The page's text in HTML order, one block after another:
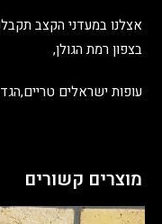
אצלנו במעדני הקצב
בצפון רמת הגולן,
עופות ישראלים
מוצרים קשורים